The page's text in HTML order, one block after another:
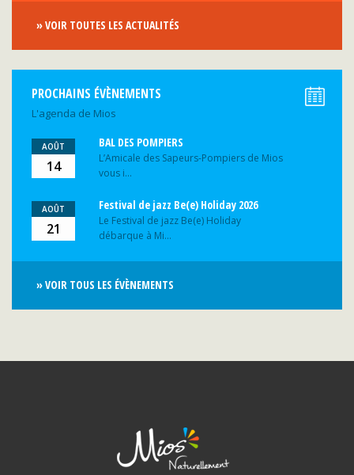
» VOIR TOUTES LES ACTUALITÉS
PROCHAINS ÉVÈNEMENTS
L'agenda de Mios
AOÛT
14
BAL DES POMPIERS
L’Amicale des Sapeurs-Pompiers de Mios
vous i...
AOÛT
21
Festival de jazz Be(e) Holiday 2026
Le Festival de jazz Be(e) Holiday
débarque à Mi...
» VOIR TOUS LES ÉVÈNEMENTS